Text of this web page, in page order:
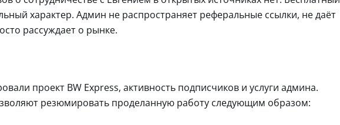
характер. Админ не распространяет реферальные ссылки, не даёт
рассуждает о рынке.
проект BW Express, активность подписчиков и услуги админа.
резюмировать проделанную работу следующим образом: